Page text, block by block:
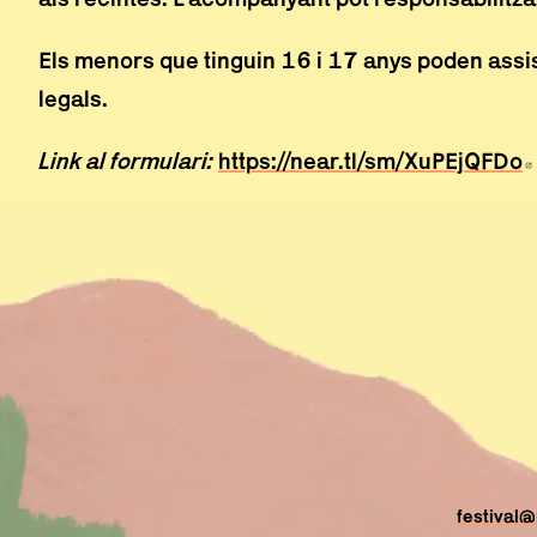
Els menors que tinguin 16 i 17 anys poden
legals.
Link al formulari: https://near.tl/sm/XuPEjQFDo